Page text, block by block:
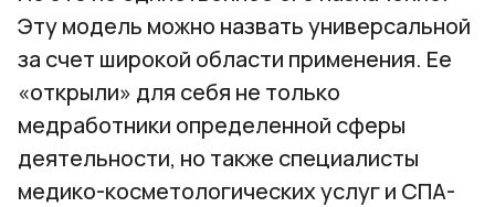
Эту модель можно назвать универсальной
за счет широкой области применения. Ее
«открыли» для себя не только
медработники определенной сферы
деятельности, но также специалисты
медико-косметологических услуг и СПА-